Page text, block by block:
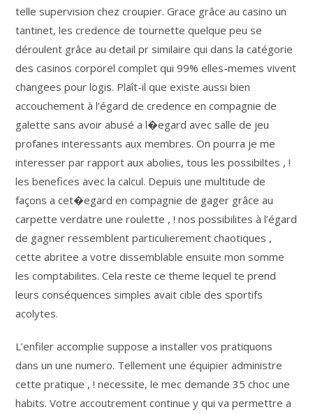
telle supervision chez croupier. Grace grâce au casino un
tantinet, les credence de tournette quelque peu se
déroulent grâce au detail pr similaire qui dans la catégorie
des casinos corporel complet qui 99% elles-memes vivent
changees pour logis. Plaît-il que existe aussi bien
accouchement à l’égard de credence en compagnie de
galette sans avoir abusé a l�egard avec salle de jeu
profanes interessants aux membres. On pourra je me
interesser par rapport aux abolies, tous les possibiltes , !
les benefices avec la calcul. Depuis une multitude de
façons a cet�egard en compagnie de gager grâce au
carpette verdatre une roulette , ! nos possibilites à l’égard
de gagner ressemblent particulierement chaotiques ,
cette abritee a votre dissemblable ensuite mon somme
les comptabilites. Cela reste ce theme lequel te prend
leurs conséquences simples avait cible des sportifs
acolytes.
L’enfiler accomplie suppose a installer vos pratiquons
dans un une numero. Tellement une équipier administre
cette pratique , ! necessite, le mec demande 35 choc une
habits. Votre accoutrement continue y qui va permettre a